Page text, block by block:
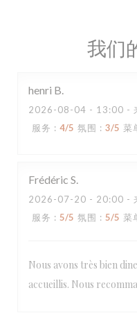
我们
henri B
2026-08-04 - 13:00 -
服务 : 4/5 氛围 : 3/5 菜
Frédéric S
2026-07-20 - 20:00 -
服务 : 5/5 氛围 : 5/5 菜
Nous avons très bien
accueillis. Nous